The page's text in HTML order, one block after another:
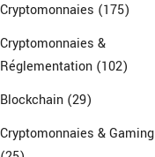
Cryptomonnaies (175)
Cryptomonnaies &
Réglementation (102)
Blockchain (29)
Cryptomonnaies & Gaming